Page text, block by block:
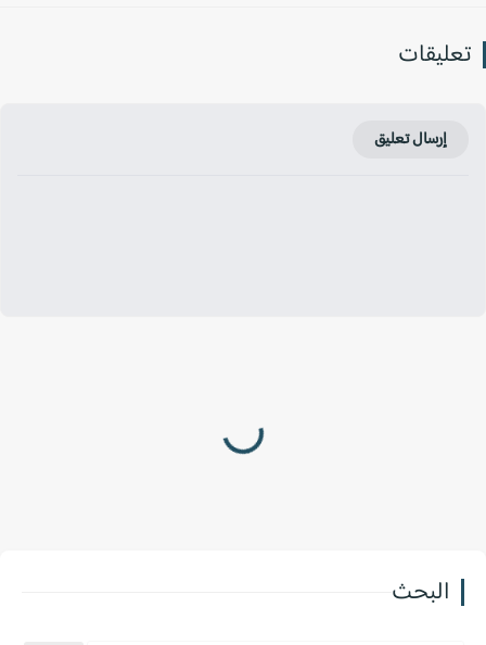
إرسال تعليق
البحث